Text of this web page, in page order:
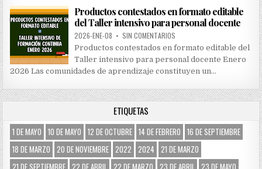
Productos contestados en formato editable
del Taller intensivo para personal docente
2026-ENE-08 • SIN COMENTARIOS
Productos contestados en formato editable del
Taller intensivo para personal docente Enero
2026 Las comunidades de aprendizaje constituyen un…
ETIQUETAS
1 DE MAYO 10 DE MAYO 12 DE OCTUBRE 14 DE FEBRERO
16 DE SEPTIEMBRE
18 DE MARZO
20 DE NOVIEMBRE 2022 2024
21 DE MARZO